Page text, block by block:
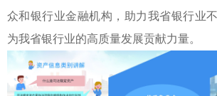
众和银行业金融机构，助力我省银行业
为我省银行业的高质量发展贡献力量。